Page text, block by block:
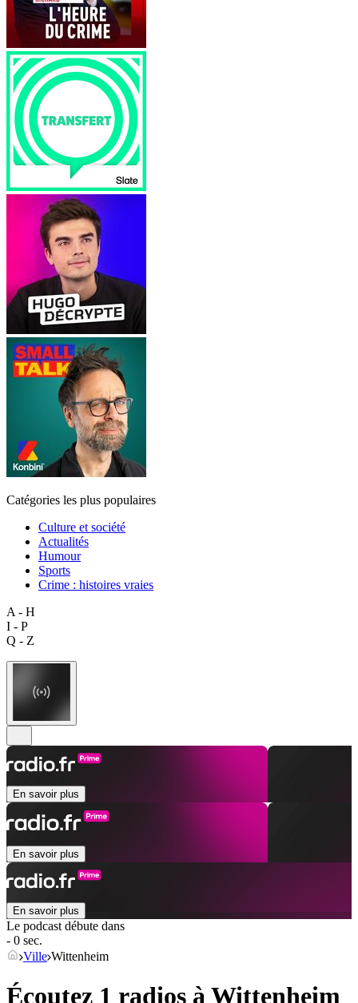
Catégories les plus populaires
Culture et société
Actualités
Humour
Sports
Crime : histoires vraies
A - H
I - P
Q - Z
En savoir plus
En savoir plus
En savoir plus
Le podcast débute dans
- 0 sec.
Ville Wittenheim
Écoutez 1 radios à Wittenheim